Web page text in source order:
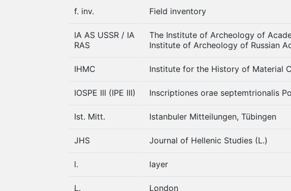
f. inv. Field inventory
IA AS USSR / IA
RAS
The Institute of Archeology of
Institute of Archeology of Russian
IHMC Institute for the History of Material
IOSPE III (IPE III) Inscriptiones orae septemtrionalis
Ist. Mitt. Istanbuler Mitteilungen, Tübingen
JHS Journal of Hellenic Studies (L.)
l. layer
L. London